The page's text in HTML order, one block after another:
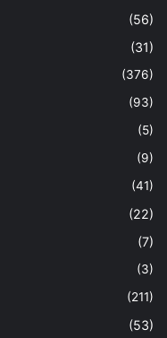
(56)
(31)
(376)
(93)
(5)
(9)
(41)
(22)
(7)
(3)
(211)
(53)